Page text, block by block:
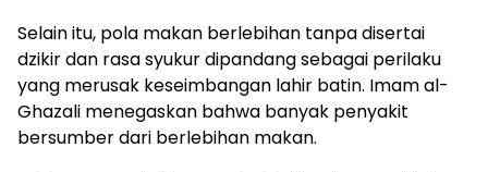
Selain itu, pola makan berlebihan tanpa disertai
dzikir dan rasa syukur dipandang sebagai perilaku
yang merusak keseimbangan lahir batin. Imam al-
Ghazali menegaskan bahwa banyak penyakit
bersumber dari berlebihan makan.